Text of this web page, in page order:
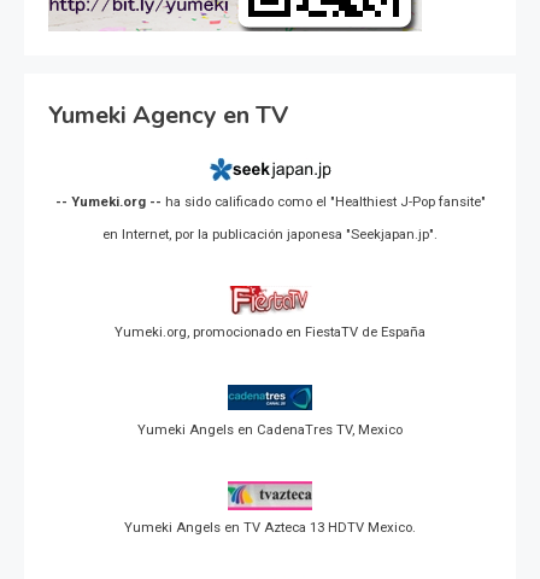
Yumeki Agency en TV
-- Yumeki.org -- ha sido calificado como el "Healthiest J-Pop fansite"
en Internet, por la publicación japonesa "Seekjapan.jp".
Yumeki.org, promocionado en FiestaTV de España
Yumeki Angels en CadenaTres TV, Mexico
Yumeki Angels en TV Azteca 13 HDTV Mexico.